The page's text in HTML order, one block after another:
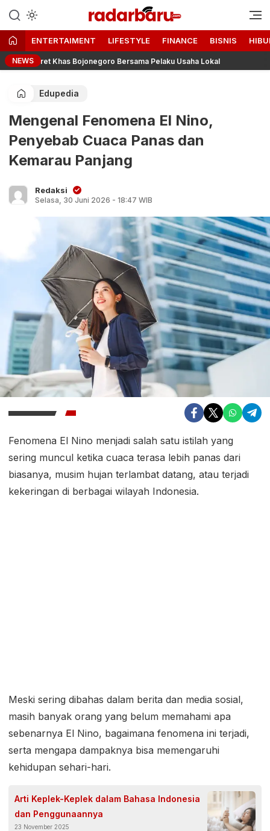
radarbaru.com
Informasi Berita Terbaru dan
Terkini Hari Ini
ENTERTAIMENT LIFESTYLE FINANCE BISNIS
NEWS
Khas Bojonegoro Bersama Pelaku Usaha Lokal
Edupedia
Mengenal Fenomena El Nino,
Penyebab Cuaca Panas dan
Kemarau Panjang
Redaksi
Selasa, 30 Juni 2026 - 18:47 WIB
Fenomena El Nino menjadi salah satu istilah yang
sering muncul ketika cuaca terasa lebih panas dari
biasanya, musim hujan terlambat datang, atau terjadi
kekeringan di berbagai wilayah Indonesia.
Meski sering dibahas dalam berita dan media sosial,
masih banyak orang yang belum memahami apa
sebenarnya El Nino, bagaimana fenomena ini terjadi,
serta mengapa dampaknya bisa memengaruhi
kehidupan sehari-hari.
Arti Keplek-Keplek dalam Bahasa Indonesia
dan Penggunaannya
23 November 2025